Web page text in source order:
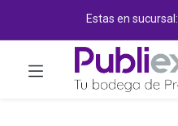
Estas en sucursal: